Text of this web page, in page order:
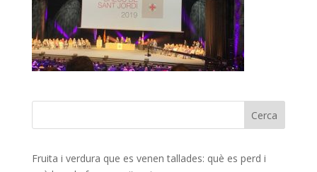
Fruita i verdura que es venen tallades: què es perd i